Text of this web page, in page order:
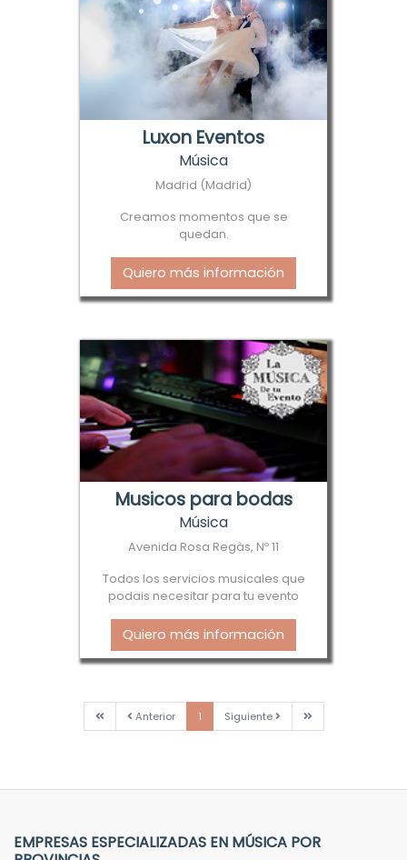
Luxon Eventos
Música
Madrid (Madrid)
Creamos momentos que se
quedan.
Quiero más información
Musicos para bodas
Música
Avenida Rosa Regàs, Nº 11
Todos los servicios musicales que
podais necesitar para tu evento
Quiero más información
PrimeraAnteriorAnterior
1 Siguiente SiguienteÚltima
EMPRESAS ESPECIALIZADAS EN MÚSICA POR